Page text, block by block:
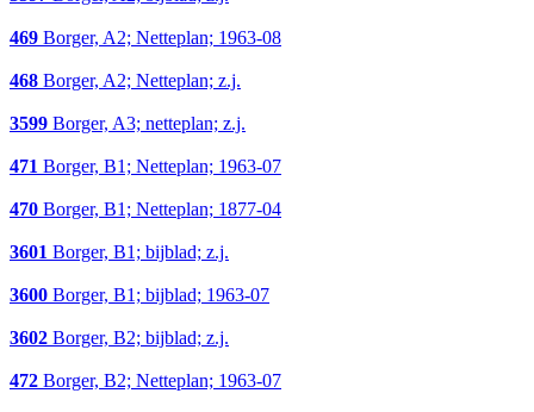
469 Borger, A2; Netteplan; 1963-08
468 Borger, A2; Netteplan; z.j.
3599 Borger, A3; netteplan; z.j.
471 Borger, B1; Netteplan; 1963-07
470 Borger, B1; Netteplan; 1877-04
3601 Borger, B1; bijblad; z.j.
3600 Borger, B1; bijblad; 1963-07
3602 Borger, B2; bijblad; z.j.
472 Borger, B2; Netteplan; 1963-07